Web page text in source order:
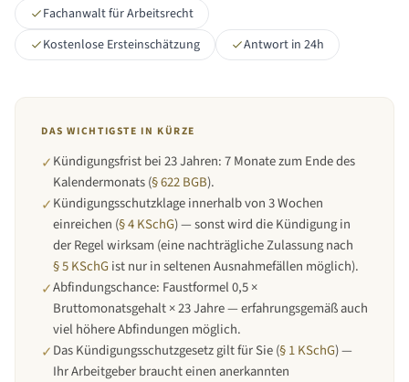
Fachanwalt für Arbeitsrecht
Kostenlose Ersteinschätzung
Antwort in 24h
DAS WICHTIGSTE IN KÜRZE
✓Kündigungsfrist bei23 Jahren:7 Monate zum Ende des
Kalendermonats(§ 622 BGB).
✓Kündigungsschutzklage innerhalb von 3 Wochen
einreichen (§ 4 KSchG) — sonst wird die Kündigung in
der Regel wirksam (eine nachträgliche Zulassung nach
§ 5 KSchG ist nur in seltenen Ausnahmefällen möglich).
✓Abfindungschance: Faustformel 0,5 ×
Bruttomonatsgehalt × 23 Jahre — erfahrungsgemäß auch
viel höhere Abfindungen möglich.
✓Das Kündigungsschutzgesetz gilt für Sie (§ 1 KSchG) —
Ihr Arbeitgeber braucht einen anerkannten